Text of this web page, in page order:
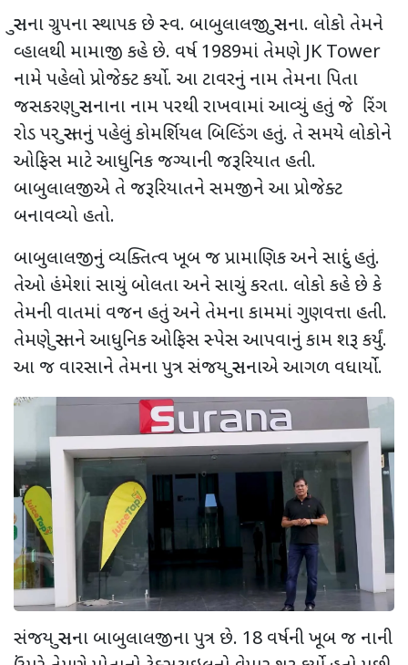
સુરાના ગ્રુપના સ્થાપક છે સ્વ. બાબુલાલજી સુરાના. લોકો તેમને
વ્હાલથી મામાજી કહે છે. વર્ષ 1989માં તેમણે JK Tower
નામે પહેલો પ્રોજેક્ટ કર્યો. આ ટાવરનું નામ તેમના પિતા
જસકરણ સુરાનાના નામ પરથી રાખવામાં આવ્યું હતું જે રિંગ
રોડ પર સુરતનું પહેલું કોમર્શિયલ બિલ્ડિંગ હતું. તે સમયે લોકોને
ઓફિસ માટે આધુનિક જગ્યાની જરૂરિયાત હતી.
બાબુલાલજીએ તે જરૂરિયાતને સમજીને આ પ્રોજેક્ટ
બનાવવ્યો હતો.
બાબુલાલજીનું વ્યક્તિત્વ ખૂબ જ પ્રામાણિક અને સાદું હતું.
તેઓ હંમેશાં સાચું બોલતા અને સાચું કરતા. લોકો કહે છે કે
તેમની વાતમાં વજન હતું અને તેમના કામમાં ગુણવત્તા હતી.
તેમણે સુરતને આધુનિક ઓફિસ સ્પેસ આપવાનું કામ શરૂ કર્યું.
આ જ વારસાને તેમના પુત્ર સંજય સુરાનાએ આગળ વધાર્યો.
સંજય સુરાના બાબુલાલજીના પુત્ર છે. 18 વર્ષની ખૂબ જ નાની